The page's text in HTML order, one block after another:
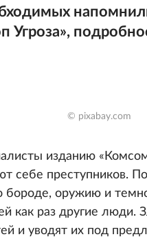
Угроза»,
© pixabay.com
изданию
себе преступников.
бороде, оружию и
как раз другие люди.
и уводят их под